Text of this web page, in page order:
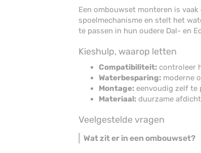
Een ombouwset monteren is
spoelmechanisme en stelt het
te passen in hun oudere Dal- en
Kieshulp, waarop letten
Compatibiliteit:controleer
Waterbesparing:moderne
Montage:eenvoudig zelf te
Materiaal:duurzame
Veelgestelde vragen
Wat zit er in een ombouwset?